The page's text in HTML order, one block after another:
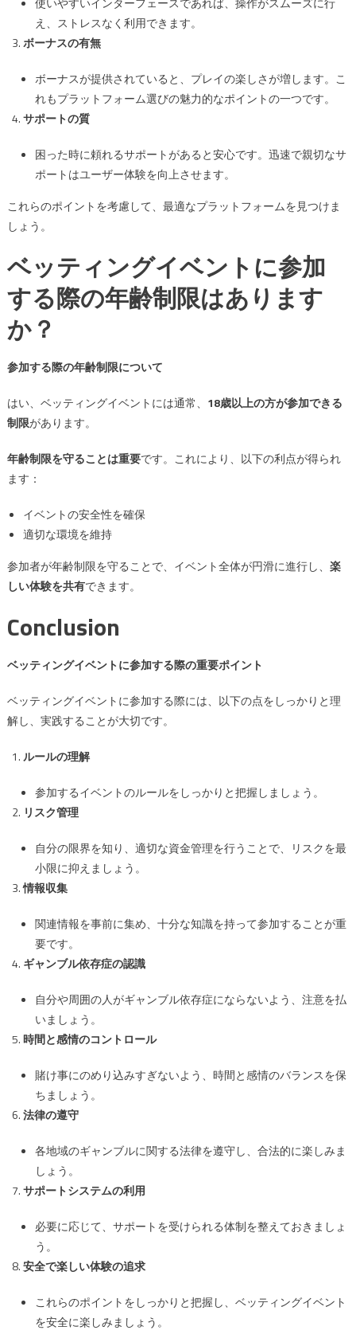
え、ストレスなく利用できます。
ボーナスの有無
ボーナスが提供されていると、プレイの楽しさが増します。こ
れもプラットフォーム選びの魅力的なポイントの一つです。
サポートの質
困った時に頼れるサポートがあると安心です。迅速で親切なサ
ポートはユーザー体験を向上させます。
これらのポイントを考慮して、最適なプラットフォームを見つけま
しょう。
ベッティングイベントに参加
する際の年齢制限はあります
か？
参加する際の年齢制限について
はい、ベッティングイベントには通常、 18歳以上の方が参加できる
制限があります。
年齢制限を守ることは重要です。これにより、以下の利点が得られ
ます：
イベントの安全性を確保
適切な環境を維持
参加者が年齢制限を守ることで、イベント全体が円滑に進行し、 楽
しい体験を共有できます。
Conclusion
ベッティングイベントに参加する際の重要ポイント
ベッティングイベントに参加する際には、以下の点をしっかりと理
解し、実践することが大切です。
ルールの理解
参加するイベントのルールをしっかりと把握しましょう。
リスク管理
自分の限界を知り、適切な資金管理を行うことで、リスクを最
小限に抑えましょう。
情報収集
関連情報を事前に集め、十分な知識を持って参加することが重
要です。
ギャンブル依存症の認識
自分や周囲の人がギャンブル依存症にならないよう、注意を払
いましょう。
時間と感情のコントロール
賭け事にのめり込みすぎないよう、時間と感情のバランスを保
ちましょう。
法律の遵守
各地域のギャンブルに関する法律を遵守し、合法的に楽しみま
しょう。
サポートシステムの利用
必要に応じて、サポートを受けられる体制を整えておきましょ
う。
安全で楽しい体験の追求
これらのポイントをしっかりと把握し、ベッティングイベント
を安全に楽しみましょう。